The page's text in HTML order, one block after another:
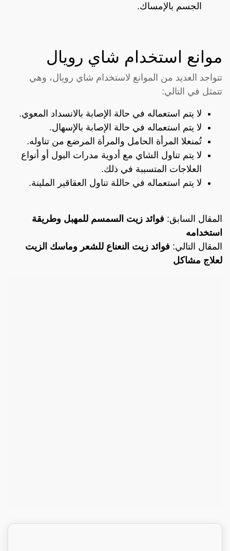
الجسم بالإمساك.
موانع استخدام شاي رويال
تتواجد العديد من الموانع لاستخدام شاي رويال، وهي
تتمثل في التالي:
لا يتم استعماله في حالة الإصابة بالانسداد المعوي.
لا يتم استعماله في حالة الإصابة بالإسهال.
تُمنعلا المرأة الحامل والمرأة المرضع من تناوله.
لا يتم تناول الشاي مع أدوية مدرات البول أو أنواع
العلاجات المتسببة في ذلك.
لا يتم استعماله في حاللة تناول العقاقير الملينة.
المقال السابق: فوائد زيت السمسم للمهبل وطريقة
استخدامه
المقال التالي: فوائد زيت النعناع للشعر وماسك الزيت
لعلاج مشاكل